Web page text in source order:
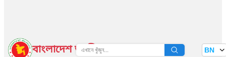
বাংলাদেশ জাতীয় তথ্য বাতায়ন BN